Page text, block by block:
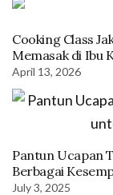
Cooking Class
Memasak di Ibu
April 13, 2026
Pantun Ucapan
Berbagai
July 3, 2025